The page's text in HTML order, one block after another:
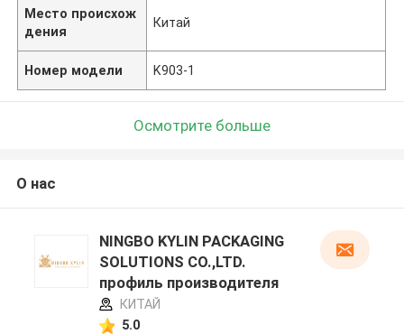
Место происхож
дения
Китай
Номер модели K903-1
Осмотрите больше
О нас
NINGBO KYLIN PACKAGING
SOLUTIONS CO.,LTD.
профиль производителя
КИТАЙ
5.0